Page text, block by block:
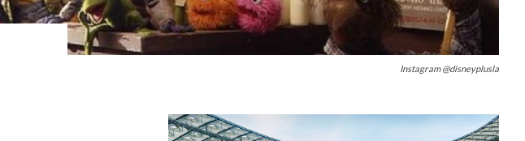
Instagram @disneyplusla